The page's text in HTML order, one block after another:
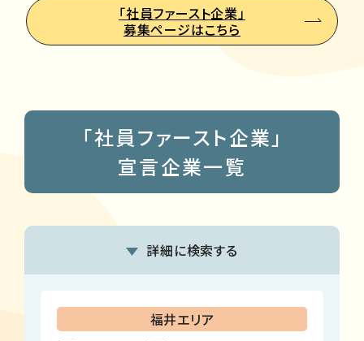
「社員ファースト企業」
募集ページはこちら
「社員ファースト企業」
宣言企業一覧
詳細に検索する
福井エリア